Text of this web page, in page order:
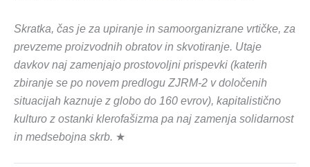
Skratka, čas je za upiranje in samoorganizrane vrtičke, za
prevzeme proizvodnih obratov in skvotiranje. Utaje
davkov naj zamenjajo prostovoljni prispevki (katerih
zbiranje se po novem predlogu ZJRM-2 v določenih
situacijah kaznuje z globo do 160 evrov), kapitalistično
kulturo z ostanki klerofašizma pa naj zamenja solidarnost
in medsebojna skrb. ★